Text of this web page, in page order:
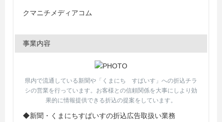
クマニチメディアコム
事業内容
県内で流通している新聞や「くまにち すぱいす」への折込チラ
シの営業を行っています。お客様との信頼関係を大事にしより効
果的に情報提供できる折込の提案をしています。
◆新聞・くまにちすぱいすの折込広告取扱い業務